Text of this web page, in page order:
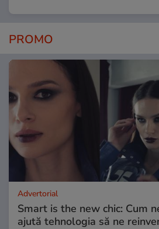
PROMO
Advertorial
Smart is the new chic: Cum
ajută tehnologia să ne